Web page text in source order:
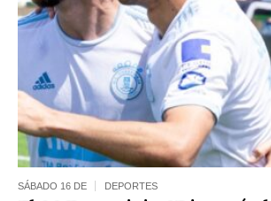
SÁBADO 16 DE DEPORTES